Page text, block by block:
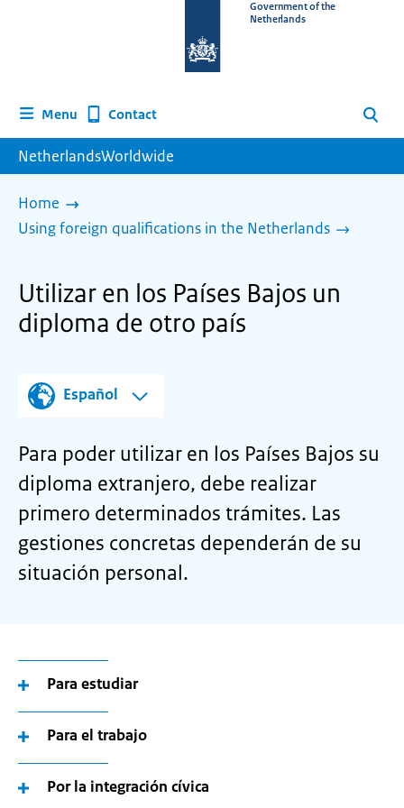
homepage
Government of the
Netherlands
Menu Contact Search
NetherlandsWorldwide
Home
Using foreign qualifications in the Netherlands
Utilizar en los Países Bajos un
diploma de otro país
Español
Para poder utilizar en los Países Bajos su
diploma extranjero, debe realizar
primero determinados trámites. Las
gestiones concretas dependerán de su
situación personal.
Para estudiar
Para el trabajo
Por la integración cívica